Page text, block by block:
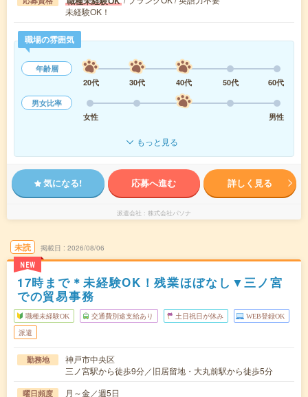
未経験OK！
職場の雰囲気
年齢層
20代
30代 40代 50代
60代
男女比率
女性
男性
もっと見る
気になる! 応募へ進む 詳しく見る
派遣会社 株式会社パソナ
未読
NEW
掲載日 2026/08/06
17時まで＊未経験OK！残業ほぼなし▼三ノ宮
での貿易事務
職種未経験OK 交通費別途支給あり 土日祝日が休み WEB登録OK
派遣
勤務地
神戸市中央区
三ノ宮駅から徒歩9分／旧居留地・大丸前駅から徒歩5分
曜日頻度 月～金／週5日